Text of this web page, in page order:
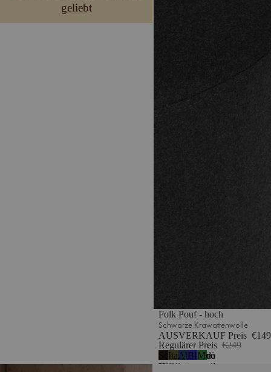
geliebt
Folk Pouf - hoch
Schwarze Krawattenwolle
AUSVERKAUF Preis €149
Regulärer Preis €249
Schwarze
Krawattenwolle
Italienische
Olive
Abendblau
Blaubeermousse
Moosgrün
5